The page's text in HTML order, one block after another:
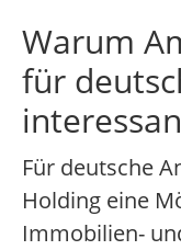
Warum
für
Für deutsche
Holding eine
Immobilien-